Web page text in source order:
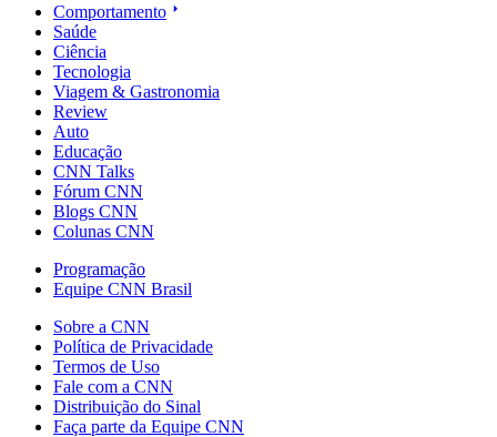
Comportamento
Saúde
Ciência
Tecnologia
Viagem & Gastronomia
Review
Auto
Educação
CNN Talks
Fórum CNN
Blogs CNN
Colunas CNN
Programação
Equipe CNN Brasil
Sobre a CNN
Política de Privacidade
Termos de Uso
Fale com a CNN
Distribuição do Sinal
Faça parte da Equipe CNN